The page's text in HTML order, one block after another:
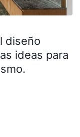
diseño
ideas para